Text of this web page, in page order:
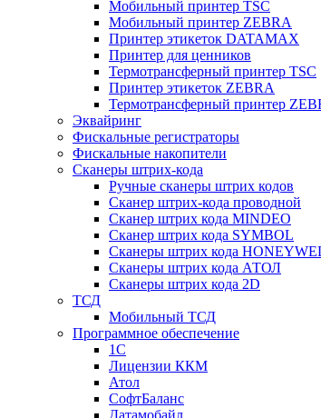
Мобильный принтер TSC
Мобильный принтер ZEBRA
Принтер этикеток DATAMAX
Принтер для ценников
Термотрансферный принтер TSC
Принтер этикеток ZEBRA
Термотрансферный принтер
Эквайринг
Фискальные регистраторы
Фискальные накопители
Сканеры штрих-кода
Ручные сканеры штрих кодов
Сканер штрих-кода проводной
Сканер штрих кода MINDEO
Сканер штрих кода SYMBOL
Сканеры штрих кода
Сканеры штрих кода АТОЛ
Сканеры штрих кода 2D
ТСД
Мобильный ТСД
Программное обеспечение
1С
Лицензии ККМ
Атол
СофтБаланс
Датамобайл